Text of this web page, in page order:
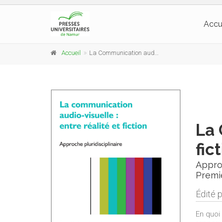
Accueil La Communication audio-visuelle : entre réalité et fiction
La
Édité
En